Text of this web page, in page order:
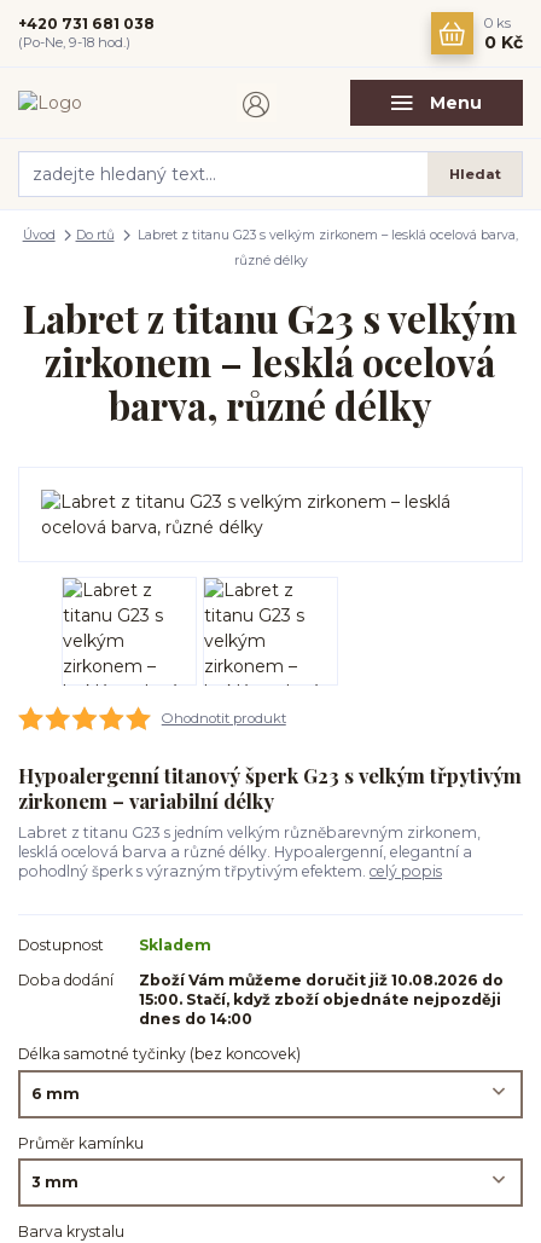
Menu
Hledat
+420 731 681 038
(Po-Ne, 9-18 hod.)
0 ks
0 Kč
Úvod Do rtů
Labret z titanu G23 s velkým zirkonem – lesklá ocelová barva,
různé délky
Labret z titanu G23 s velkým
zirkonem – lesklá ocelová
barva, různé délky
Ohodnotit produkt
Hypoalergenní titanový šperk G23 s velkým třpytivým
zirkonem – variabilní délky
Labret z titanu G23 s jedním velkým různěbarevným zirkonem,
lesklá ocelová barva a různé délky. Hypoalergenní, elegantní a
pohodlný šperk s výrazným třpytivým efektem. celý popis
Dostupnost
Skladem
Doba dodání
Zboží Vám můžeme doručit již 10.08.2026 do
15:00. Stačí, když zboží objednáte nejpozději
dnes do 14:00
Délka samotné tyčinky (bez koncovek)
Průměr kamínku
Barva krystalu